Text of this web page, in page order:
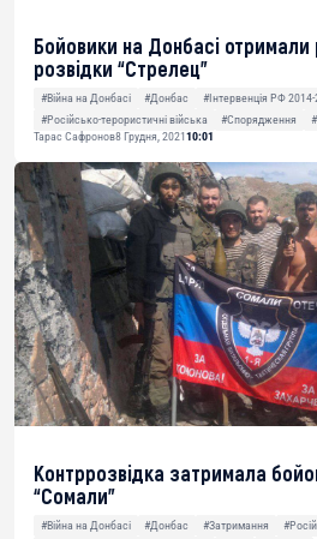
Бойовики на Донбасі отримали
розвідки “Стрелец”
#Війна на Донбасі #Донбас
#Інтервенція РФ 2014-
#Російсько-терористичні війська
#Спорядження
Тарас Сафронов8 Грудня, 202110:01
Контррозвідка затримала
“Сомали”
#Війна на Донбасі #Донбас #Затримання